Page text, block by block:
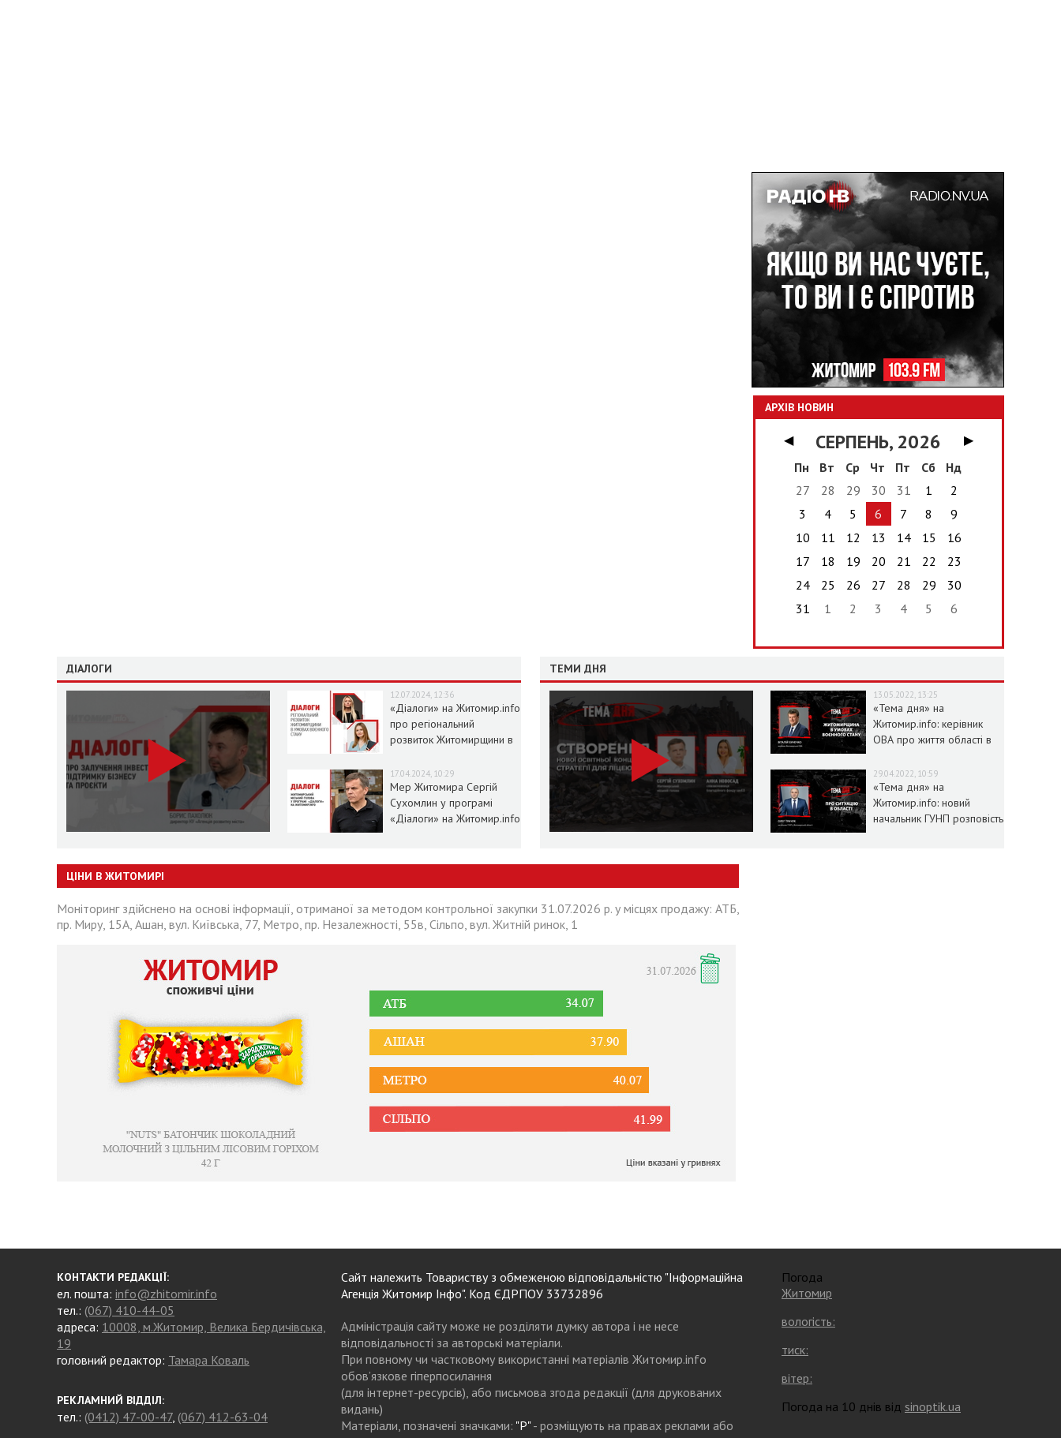
АРХІВ НОВИН
◀ СЕРПЕНЬ, 2026
▶
Пн
Вт Ср Чт Пт Сб
Нд
27
28 29 30 31 1
2
3
4 5 6 7 8
9
10
11 12 13 14 15
16
17
18 19 20 21 22
23
24
25 26 27 28 29
30
31
1 2 3 4 5 6
ДІАЛОГИ
12.07.2024, 12:36
«Діалоги» на Житомир.info
про регіональний
розвиток Житомирщини в
17.04.2024, 10:29
Мер Житомира Сергій
Сухомлин у програмі
«Діалоги» на Житомир.info
ТЕМИ ДНЯ
13.05.2022, 13:25
«Тема дня» на
Житомир.info: керівник
ОВА про життя області в
29.04.2022, 10:59
«Тема дня» на
Житомир.info: новий
начальник ГУНП розповість
ЦІНИ В ЖИТОМИРІ
Моніторинг здійснено на основі інформації, отриманої за методом контрольної закупки 31.07.2026 р. у місцях продажу: АТБ,
пр. Миру, 15А, Ашан, вул. Київська, 77, Метро, пр. Незалежності, 55в, Сільпо, вул. Житній ринок, 1
КОНТАКТИ РЕДАКЦІЇ:
ел. пошта: info@zhitomir.info
тел.: (067) 410-44-05
адреса: 10008, м.Житомир, Велика Бердичівська,
19
головний редактор: Тамара Коваль
РЕКЛАМНИЙ ВІДДІЛ:
тел.: (0412) 47-00-47, (067) 412-63-04
Сайт належить Товариству з обмеженою відповідальністю "Інформаційна
Агенція Житомир Інфо". Код ЄДРПОУ 33732896
Адміністрація сайту може не розділяти думку автора і не несе
відповідальності за авторські матеріали.
При повному чи частковому використанні матеріалів Житомир.info
обов’язкове гіперпосилання
(для інтернет-ресурсів), або письмова згода редакції (для друкованих
видань)
Матеріали, позначені значками: "Р"- розміщують на правах реклами або
Погода
Житомир
вологість:
тиск:
вітер:
Погода на 10 днів від sinoptik.ua